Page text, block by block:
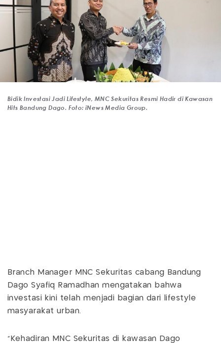
Bidik Investasi Jadi Lifestyle, MNC Sekuritas Resmi Hadir di Kawasan
Hits Bandung Dago. Foto: iNews Media Group.
Branch Manager MNC Sekuritas cabang Bandung
Dago Syafiq Ramadhan mengatakan bahwa
investasi kini telah menjadi bagian dari lifestyle
masyarakat urban.
“Kehadiran MNC Sekuritas di kawasan Dago